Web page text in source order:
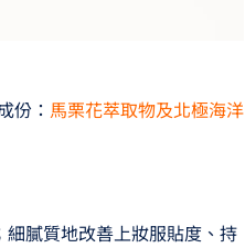
份： 馬栗花萃取物及北極海洋
膩質地改善上妝服貼度、持